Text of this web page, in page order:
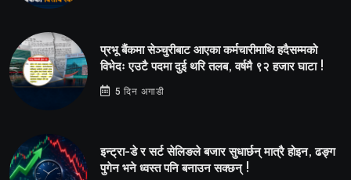
प्रभू बैंकमा सेञ्चुरीबाट आएका कर्मचारीमाथि हदैसम्मको
विभेदः एउटै पदमा दुई थरि तलब, वर्षमै ९२ हजार घाटा !
5 दिन अगाडी
इन्ट्रा-डे र सर्ट सेलिङले बजार सुधार्छन् मात्रै होइन, ढङ्ग
पुगेन भने ध्वस्त पनि बनाउन सक्छन् !